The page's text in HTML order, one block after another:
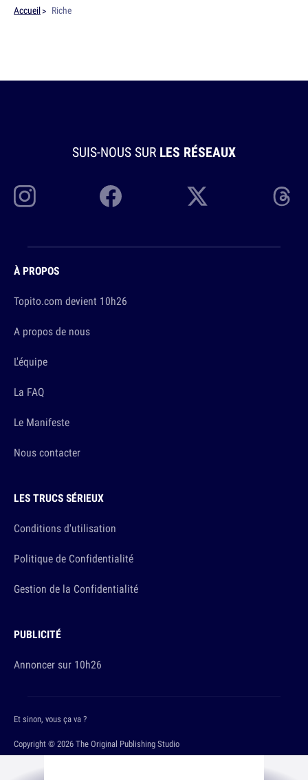
Accueil Riche
SUIS-NOUS SUR LES RÉSEAUX
À PROPOS
Topito.com devient 10h26
A propos de nous
L'équipe
La FAQ
Le Manifeste
Nous contacter
LES TRUCS SÉRIEUX
Conditions d'utilisation
Politique de Confidentialité
Gestion de la Confidentialité
PUBLICITÉ
Annoncer sur 10h26
Copyright © 2026 The Original Publishing Studio
Et sinon, vous ça va ?